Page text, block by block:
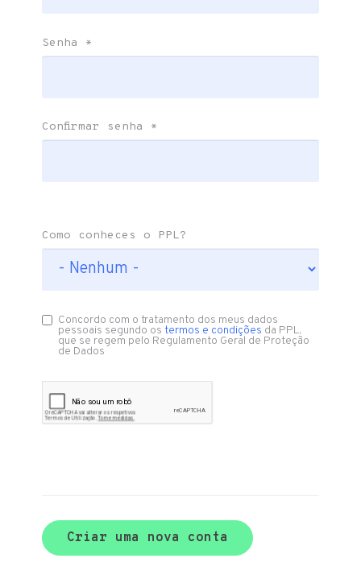
Senha *
Confirmar senha *
Como conheces o PPL?
Concordo com o tratamento dos meus dados
pessoais segundo ostermos e condições da PPL,
que se regem pelo Regulamento Geral de Proteção
de Dados
Criar uma nova conta